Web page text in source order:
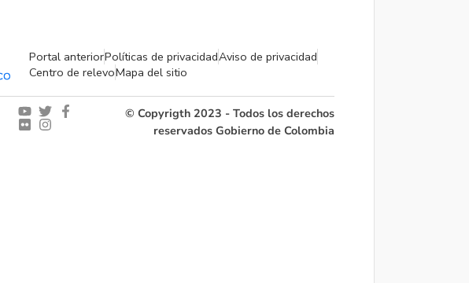
Portal anteriorPolíticas de privacidadAviso de privacidad
Centro de relevoMapa del sitio
© Copyrigth 2023 - Todos los derechos
reservados Gobierno de Colombia